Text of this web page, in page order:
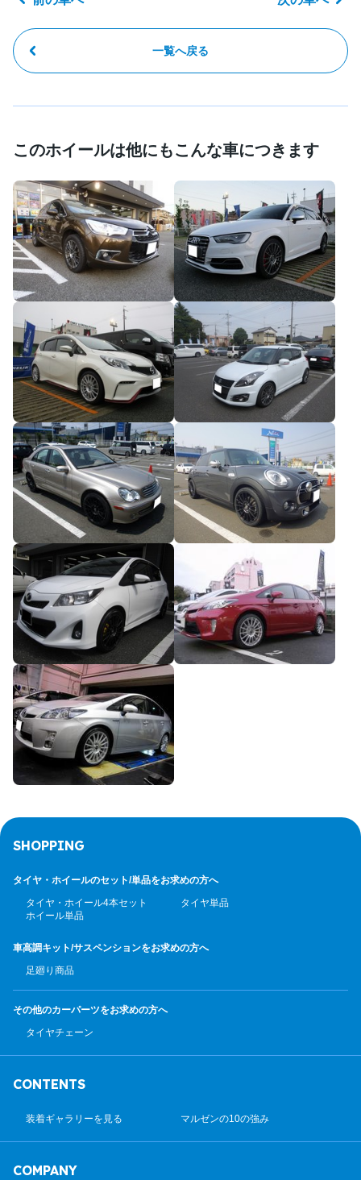
一覧へ戻る
このホイールは他にもこんな車につきます
SHOPPING
タイヤ・ホイールのセット/単品をお求めの方へ
タイヤ・ホイール4本セット
タイヤ単品
ホイール単品
車高調キット/サスペンションをお求めの方へ
足廻り商品
その他のカーパーツをお求めの方へ
タイヤチェーン
CONTENTS
装着ギャラリーを見る マルゼンの10の強み
COMPANY